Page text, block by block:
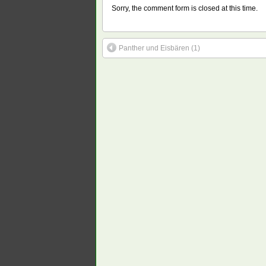
Sorry, the comment form is closed at this time.
Panther und Eisbären (1)